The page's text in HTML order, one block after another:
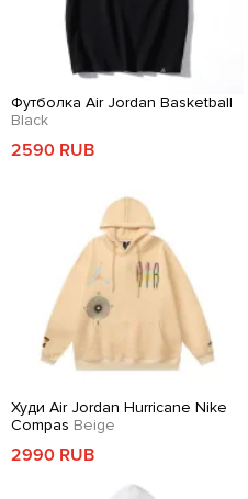
Футболка Air Jordan Basketball
Black
2590 RUB
Худи Air Jordan Hurricane Nike
Compas Beige
2990 RUB